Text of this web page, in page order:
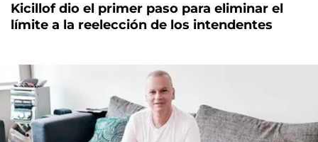
Kicillof dio el primer paso para eliminar el
límite a la reelección de los intendentes